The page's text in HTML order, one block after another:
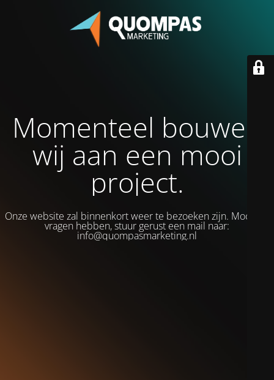
Momenteel bouwen
wij aan een mooi
project.
Onze website zal binnenkort weer te bezoeken zijn. Mocht je
vragen hebben, stuur gerust een mail naar:
info@quompasmarketing.nl